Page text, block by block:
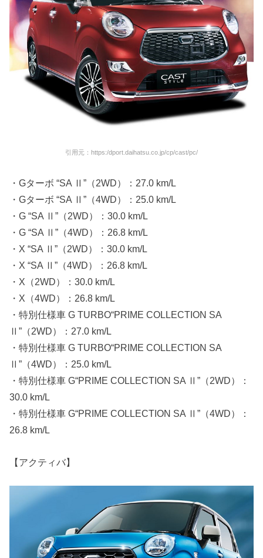
引用元：https:/dport.daihatsu.co.jp/cp/cast/pc/
・Gターボ “SA Ⅱ”（2WD）：27.0 km/L
・Gターボ “SA Ⅱ”（4WD）：25.0 km/L
・G “SA Ⅱ”（2WD）：30.0 km/L
・G “SA Ⅱ”（4WD）：26.8 km/L
・X “SA Ⅱ”（2WD）：30.0 km/L
・X “SA Ⅱ”（4WD）：26.8 km/L
・X（2WD）：30.0 km/L
・X（4WD）：26.8 km/L
・特別仕様車 G TURBO“PRIME COLLECTION SA
Ⅱ”（2WD）：27.0 km/L
・特別仕様車 G TURBO“PRIME COLLECTION SA
Ⅱ”（4WD）：25.0 km/L
・特別仕様車 G“PRIME COLLECTION SA Ⅱ”（2WD）：
30.0 km/L
・特別仕様車 G“PRIME COLLECTION SA Ⅱ”（4WD）：
26.8 km/L
【アクティバ】